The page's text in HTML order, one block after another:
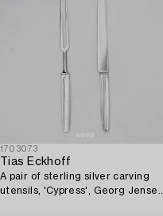
1703073
Tias Eckhoff
A pair of sterling silver carving
utensils, 'Cypress', Georg Jensen,